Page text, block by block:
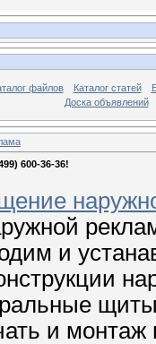
файлов Каталог статей
Доска объявлений
600-36-36!
и
и